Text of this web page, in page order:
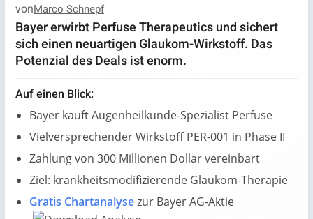
vonMarco Schnepf
Bayer erwirbt Perfuse Therapeutics und sichert
sich einen neuartigen Glaukom-Wirkstoff. Das
Potenzial des Deals ist enorm.
Auf einen Blick:
Bayer kauft Augenheilkunde-Spezialist Perfuse
Vielversprechender Wirkstoff PER-001 in Phase II
Zahlung von 300 Millionen Dollar vereinbart
Ziel: krankheitsmodifizierende Glaukom-Therapie
Gratis Chartanalysezur Bayer AG-Aktie